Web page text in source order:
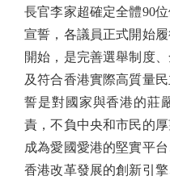
長官李家超確定全體90
宣誓，各議員正式開始
開始，是完善選舉制度
及符合香港實際高質量
誓是對國家與香港的莊
責，不負中央和市民的
成為愛國愛港的堅實平
香港改革發展的創新引